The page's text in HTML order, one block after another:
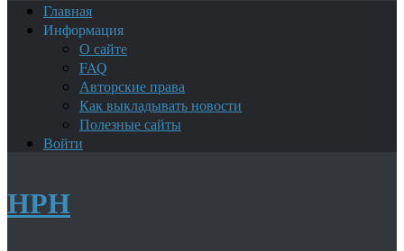
Главная
Информация
О сайте
FAQ
Авторские права
Как выкладывать новости
Полезные сайты
Войти
НРН